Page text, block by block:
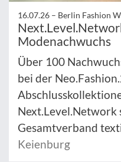
16.07.26 – Berlin Fashion
Modenachwuchs
Über 100
bei der
Next.Level.Network
Gesamtverband
Keienburg